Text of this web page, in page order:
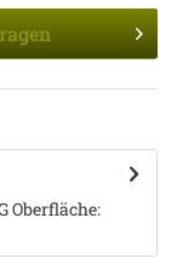
Oberfläche: